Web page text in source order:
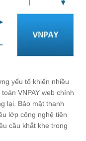
yếu tố khiến nhiều
VNPAY web chính
lại. Bảo mật thanh
lớp công nghệ tiên
cầu khắt khe trong